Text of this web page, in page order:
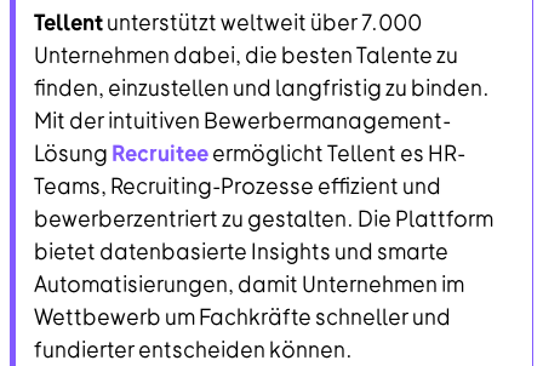
Tellentunterstützt weltweit über 7.000
Unternehmen dabei, die besten Talente zu
finden, einzustellen und langfristig zu binden.
Mit der intuitiven Bewerbermanagement-
Lösung Recruiteeermöglicht Tellent es HR-
Teams, Recruiting-Prozesse effizient und
bewerberzentriert zu gestalten. Die Plattform
bietet datenbasierte Insights und smarte
Automatisierungen, damit Unternehmen im
Wettbewerb um Fachkräfte schneller und
fundierter entscheiden können.